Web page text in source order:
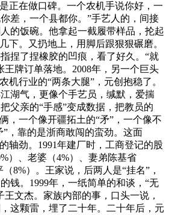
正在做口碑。一个农机手说你好，一
差，一个县都你。”手艺人的，间接
的饭碗。他拿起一截履带样品，抡起
下。又扔地上，用脚后跟狠狠碾磨。
捏了捏橡胶的凹痕，看了好久。“就
王牌订单落地。2008年，另一个巨头
机行业的“两条大腿”，元创抱稳了。
湖气，更像个手艺员，缄默，爱揣
父亲的“手感”变成数据，把教员的
，一个像开疆拓土的“矛”，一个像不
”，靠的是浙商敢闯的蛮劲。这面
轴劲。1991年建厂时，工商登记的股
）、老婆（4%）、妻弟陈基省
（8%）。王家说，后两人是“挂名”，
钱。1999年，一纸简单的和谈，“无
文杰。家族内部的事，口头一说，
这颗雷，埋了二十年。二十年后，元